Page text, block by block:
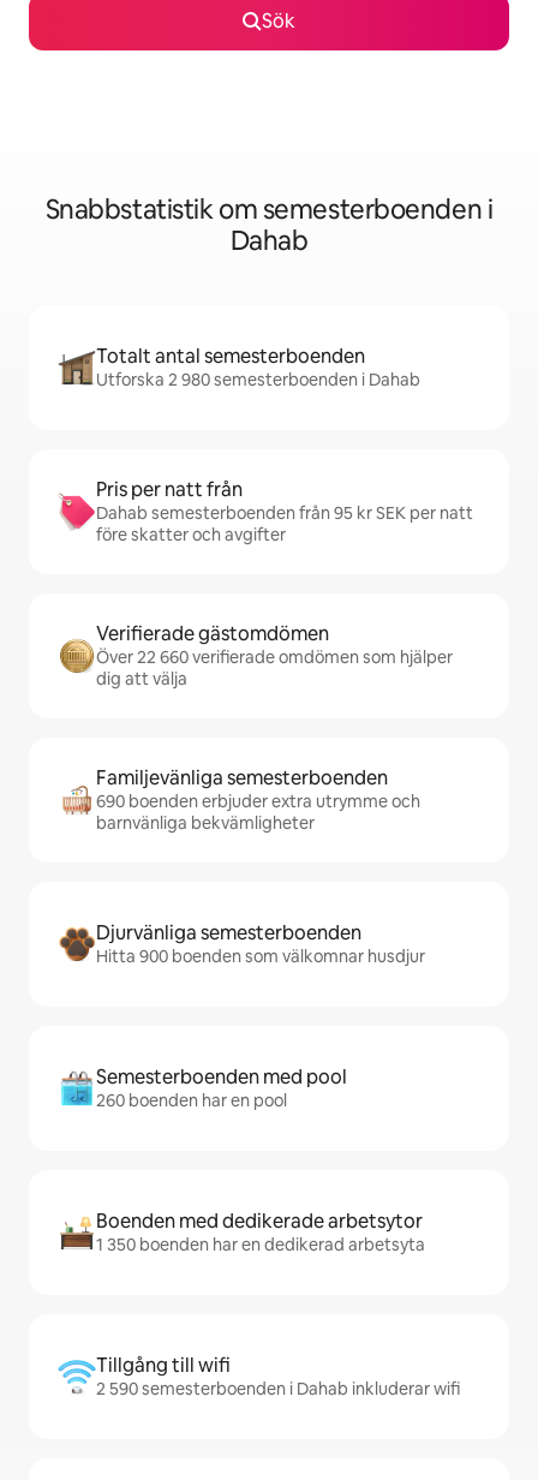
Sök
Snabbstatistik om semesterboenden i
Dahab
Totalt antal semesterboenden
Utforska 2 980 semesterboenden i Dahab
Pris per natt från
Dahab semesterboenden från 95 kr SEK per natt
före skatter och avgifter
Verifierade gästomdömen
Över 22 660 verifierade omdömen som hjälper
dig att välja
Familjevänliga semesterboenden
690 boenden erbjuder extra utrymme och
barnvänliga bekvämligheter
Djurvänliga semesterboenden
Hitta 900 boenden som välkomnar husdjur
Semesterboenden med pool
260 boenden har en pool
Boenden med dedikerade arbetsytor
1 350 boenden har en dedikerad arbetsyta
Tillgång till wifi
2 590 semesterboenden i Dahab inkluderar wifi